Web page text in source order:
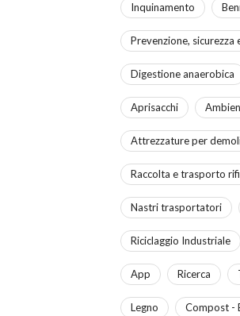
Inquinamento
Prevenzione, sicurezza
Digestione anaerobica
Aprisacchi
Attrezzature per
Raccolta e trasporto
Nastri trasportatori
Riciclaggio Industriale
App Ricerca
Legno Compost -